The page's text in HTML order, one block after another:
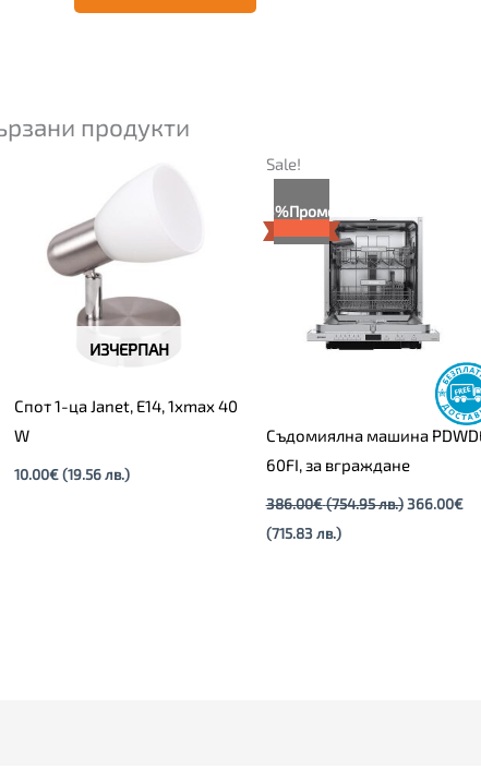
продукти
ИЗЧЕРПАН
Спот 1-ца Janet, E14, 1xmax 40
W
10.00€(19.56 лв.)
Sale!
5%Промо
Съдомиялна машина
60FI, за вграждане
386.00€(754.95 лв.)
(754.95
лв.).
366.00€
(715.83 лв.)
(715.83
лв.).